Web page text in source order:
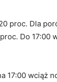
proc. Dla
Do 17:00
17:00 wciąż